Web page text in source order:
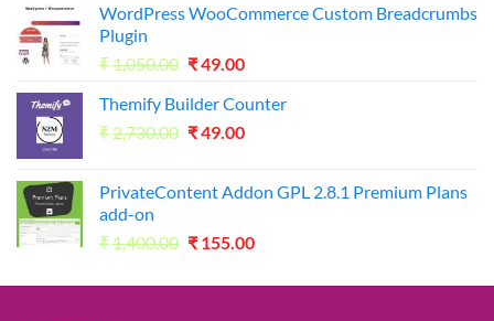
WordPress WooCommerce Custom Breadcrumbs
Plugin
₹1,050.00 Original
was:
₹1,050.00.
₹49.00Current
is:
₹49.00.
Themify Builder Counter
₹2,730.00 Original
₹2,730.00.
₹49.00Current
₹49.00.
PrivateContent Addon GPL 2.8.1 Premium Plans
add-on
₹1,400.00 Original
was:
₹ 155.00Current
is: